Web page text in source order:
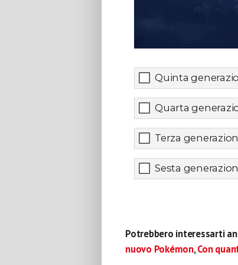
Quinta
Quarta
Terza
Sesta
Potrebbero interessarti
nuovo Pokémon,Con